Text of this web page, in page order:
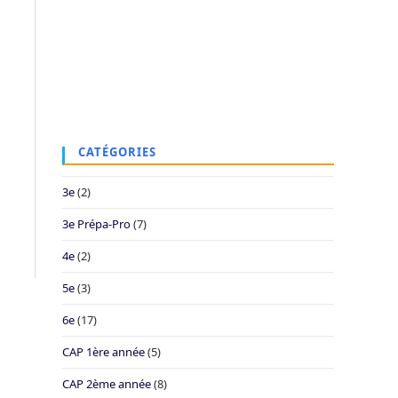
CATÉGORIES
3e(2)
3e Prépa-Pro(7)
4e(2)
5e(3)
6e(17)
CAP 1ère année(5)
CAP 2ème année(8)